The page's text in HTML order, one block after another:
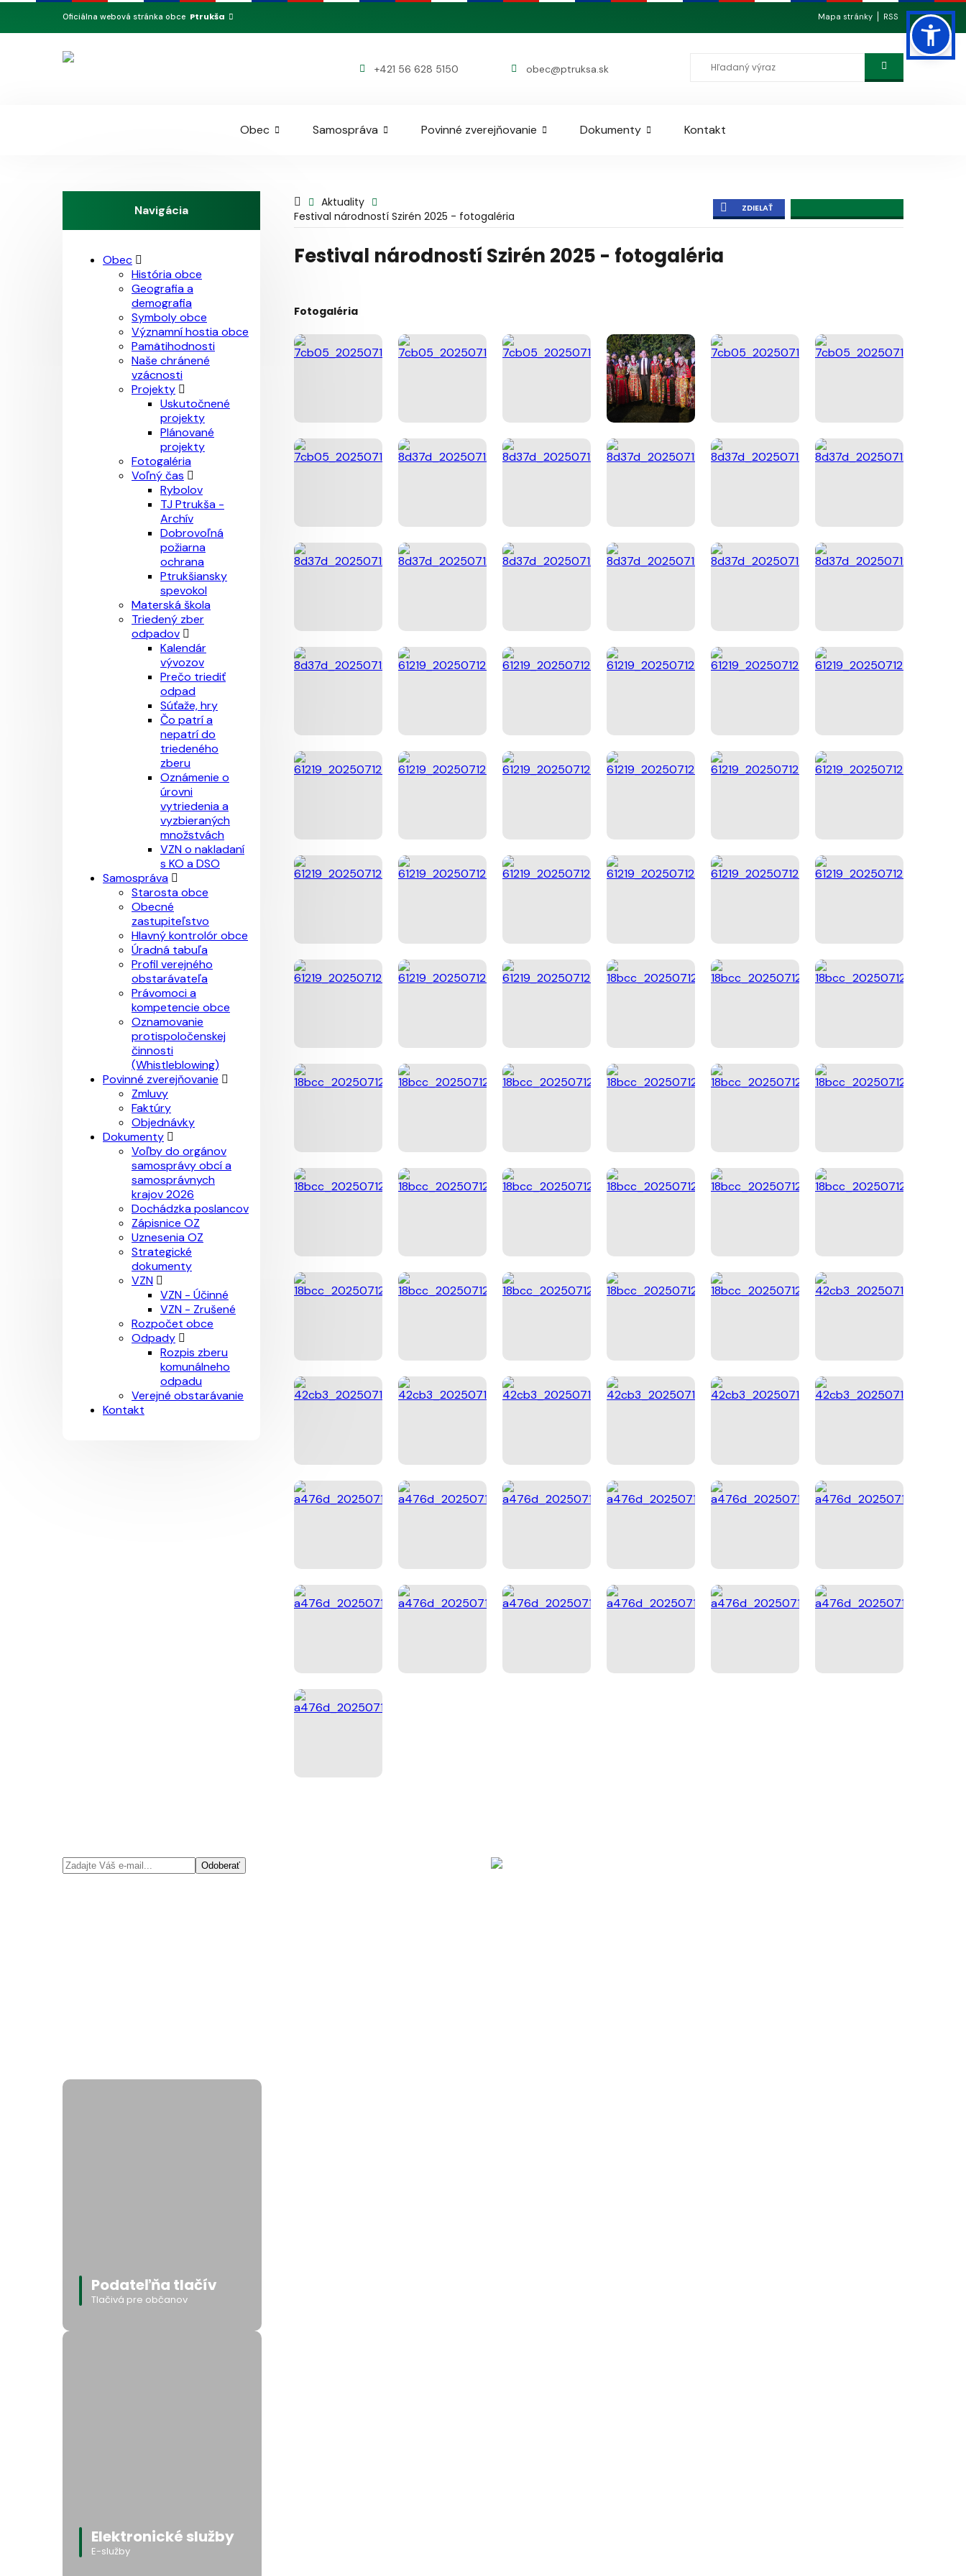
Oficiálna webová stránka obce Ptrukša Mapa stránky RSS
+421 56 628 5150 obec@ptruksa.sk
Obec Samospráva Povinné zverejňovanie Dokumenty Kontakt
Aktuality
Festival národností Szirén 2025 - fotogaléria
ZDIELAŤ
Festival národností Szirén 2025 - fotogaléria
Fotogaléria
Navigácia
Obec
História obce
Geografia a
demografia
Symboly obce
Významní hostia obce
Pamätihodnosti
Naše chránené
vzácnosti
Projekty
Uskutočnené
projekty
Plánované
projekty
Fotogaléria
Voľný čas
Rybolov
TJ Ptrukša -
Archív
Dobrovoľná
požiarna
ochrana
Ptrukšiansky
spevokol
Materská škola
Triedený zber
odpadov
Kalendár
vývozov
Prečo triediť
odpad
Súťaže, hry
Čo patrí a
nepatrí do
triedeného
zberu
Oznámenie o
úrovni
vytriedenia a
vyzbieraných
množstvách
VZN o nakladaní
s KO a DSO
Samospráva
Starosta obce
Obecné
zastupiteľstvo
Hlavný kontrolór obce
Úradná tabuľa
Profil verejného
obstarávateľa
Právomoci a
kompetencie obce
Oznamovanie
protispoločenskej
činnosti
(Whistleblowing)
Povinné zverejňovanie
Zmluvy
Faktúry
Objednávky
Dokumenty
Voľby do orgánov
samosprávy obcí a
samosprávnych
krajov 2026
Dochádzka poslancov
Zápisnice OZ
Uznesenia OZ
Strategické
dokumenty
VZN
VZN - Účinné
VZN - Zrušené
Rozpočet obce
Odpady
Rozpis zberu
komunálneho
odpadu
Verejné obstarávanie
Kontakt
Odoberať
Podateľňa tlačív
Tlačivá pre občanov
Elektronické služby
E-služby